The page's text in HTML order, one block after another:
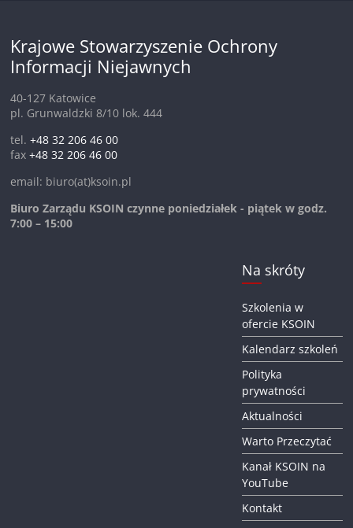
Krajowe Stowarzyszenie Ochrony
Informacji Niejawnych
40-127 Katowice
pl. Grunwaldzki 8/10 lok. 444
tel.+48 32 206 46 00
fax+48 32 206 46 00
email: biuro(at)ksoin.pl
Biuro Zarządu KSOIN czynne poniedziałek - piątek w godz.
7:00 – 15:00
Na skróty
Szkolenia w
ofercie KSOIN
Kalendarz szkoleń
Polityka
prywatności
Aktualności
Warto Przeczytać
Kanał KSOIN na
YouTube
Kontakt